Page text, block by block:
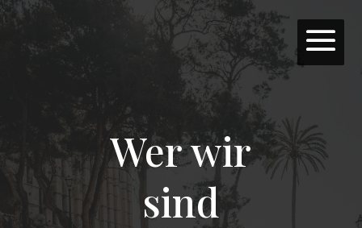
Wer wir
sind